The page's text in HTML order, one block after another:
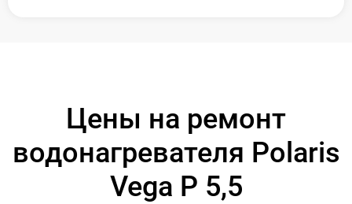
Цены на ремонт
водонагревателя Polaris
Vega P 5,5